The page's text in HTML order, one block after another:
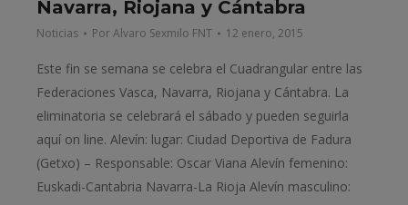
Navarra, Riojana y Cántabra
Noticias PorAlvaro Sexmilo FNT 12 enero, 2015
Este fin se semana se celebra el Cuadrangular entre las
Federaciones Vasca, Navarra, Riojana y Cántabra. La
eliminatoria se celebrará el sábado y pueden seguirla
aquí on line. Alevín: lugar: Ciudad Deportiva de Fadura
(Getxo) – Responsable: Oscar Viana Alevín femenino:
Euskadi-Cantabria Navarra-La Rioja Alevín masculino: